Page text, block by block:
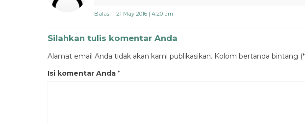
Balas 21 May 2016 | 4:20 am
Silahkan tulis komentar Anda
Alamat email Anda tidak akan kami publikasikan. Kolom bertanda bintang
Isi komentar Anda *